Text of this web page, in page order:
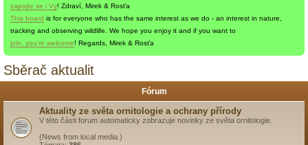
zapojte se i Vy! Zdraví, Mirek & Rosťa
This board is for everyone who has the same interest as we do - an interest in nature,
tracking and observing wildlife. We hope you enjoy it and if you want to
join, you're welcome! Regards, Mirek & Rosťa
Sběrač aktualit
Fórum
Aktuality ze světa ornitologie a ochrany přírody
V této části forum automaticky zobrazuje novinky ze světa ornitologie.
(News from local media.)